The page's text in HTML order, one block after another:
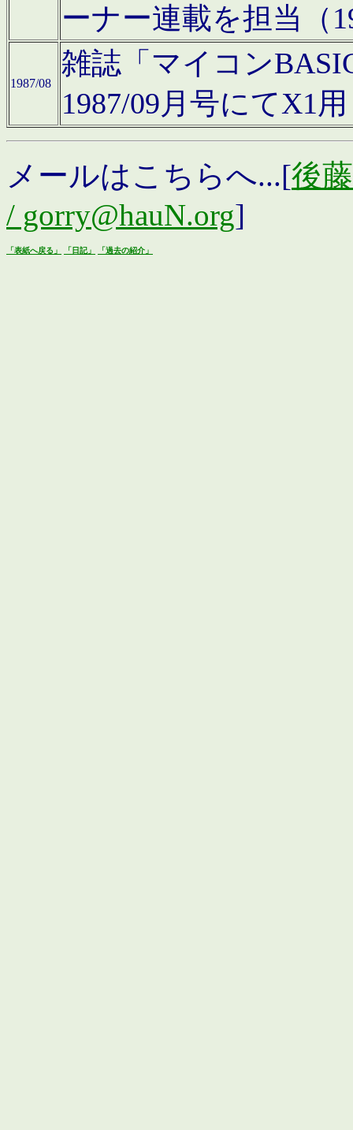
ーナー連載を担当（
1987/08
雑誌「マイコン
1987/09月号にてX1
メールはこちらへ...[後
/ gorry@hauN.org]
「表紙へ戻る」 「日記」 「過去の紹介」